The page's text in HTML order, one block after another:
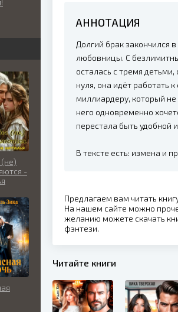
АННОТАЦИЯ
Долгий брак закончился
любовницы. С
осталась с тремя
нуля, она идёт работать
миллиардеру, который
него одновременно
перестала быть удобной
В тексте есть: измена и
Предлагаем вам читать
На нашем сайте можно
желанию можете скачать
фэнтези.
Читайте книги
-